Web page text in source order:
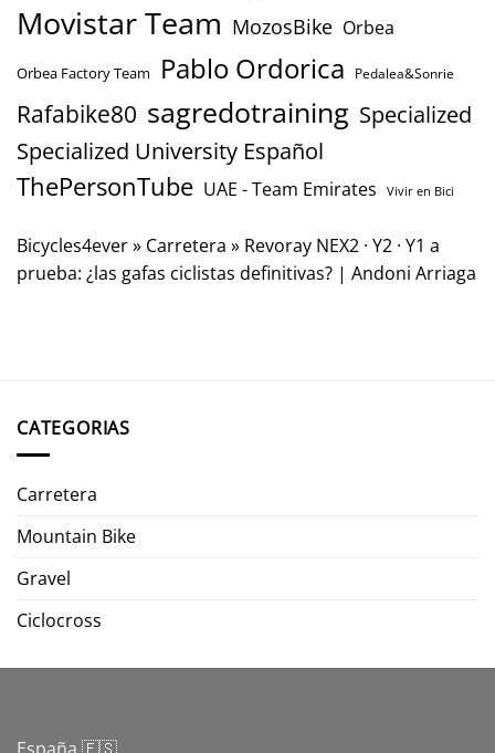
Movistar Team MozosBike Orbea
Orbea Factory Team Pablo Ordorica Pedalea&Sonrie
Rafabike80 sagredotraining Specialized
Specialized University Español
ThePersonTube UAE - Team Emirates Vivir en Bici
Bicycles4ever» Carretera » Revoray NEX2 · Y2 · Y1 a
prueba: ¿las gafas ciclistas definitivas? | Andoni Arriaga
CATEGORIAS
Carretera
Mountain Bike
Gravel
Ciclocross